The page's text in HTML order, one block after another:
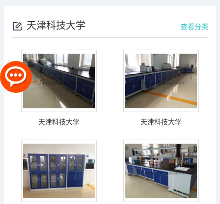
天津科技大学 查看分类
天津科技大学 天津科技大学